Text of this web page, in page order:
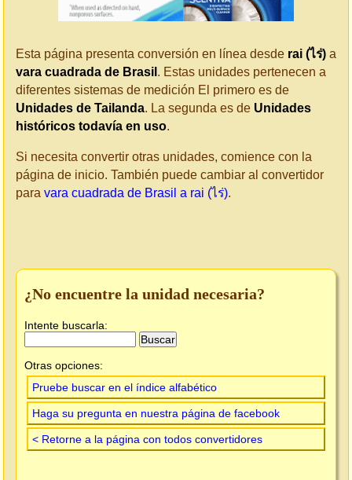
Esta página presenta conversión en línea desde rai (ไร่) a
vara cuadrada de Brasil . Estas unidades pertenecen a
diferentes sistemas de medición El primero es de
Unidades de Tailanda. La segunda es de Unidades
históricos todavía en uso.
Si necesita convertir otras unidades, comience con la
página de inicio. También puede cambiar al convertidor
para vara cuadrada de Brasil a rai (ไร่).
¿No encuentre la unidad necesaria?
Intente buscarla:
Otras opciones:
Pruebe buscar en el índice alfabético
Haga su pregunta en nuestra página de facebook
< Retorne a la página con todos convertidores